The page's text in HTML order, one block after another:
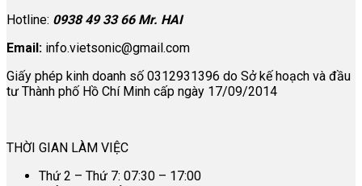
Hotline: 0938 49 33 66 Mr. HAI
Email: info.vietsonic@gmail.com
Giấy phép kinh doanh số 0312931396 do Sở kế hoạch và đầu
tư Thành phố Hồ Chí Minh cấp ngày 17/09/2014
THỜI GIAN LÀM VIỆC
Thứ 2 – Thứ 7: 07:30 – 17:00